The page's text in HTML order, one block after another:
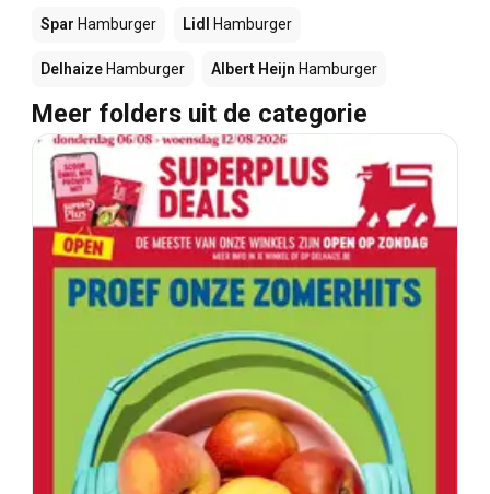
Spar Hamburger Lidl Hamburger
Delhaize Hamburger Albert Heijn Hamburger
Meer folders uit de categorie